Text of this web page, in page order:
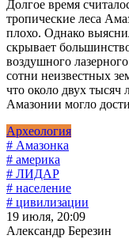
Долгое время
тропические леса
плохо. Однако
скрывает
воздушного
сотни неизвестных
что около двух тысяч
Амазонии могло
Археология
# Амазонка
# америка
# ЛИДАР
# население
# цивилизации
19 июля, 20:09
Александр Березин